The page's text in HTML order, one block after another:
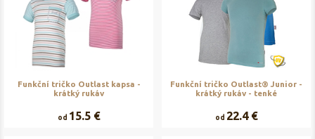
Funkční tričko Outlast kapsa -
krátký rukáv
od 15.5 €
Funkční tričko Outlast® Junior -
krátký rukáv - tenké
od 22.4 €